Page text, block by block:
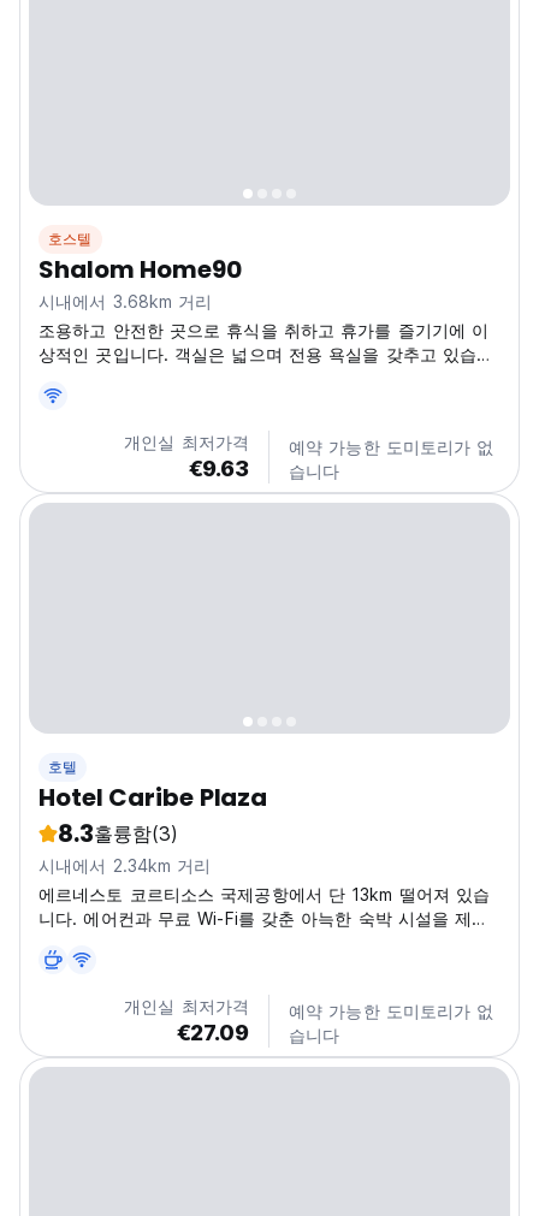
호스텔
Shalom Home90
시내에서 3.68km 거리
조용하고 안전한 곳으로 휴식을 취하고 휴가를 즐기기에 이
상적인 곳입니다. 객실은 넓으며 전용 욕실을 갖추고 있습니
개인실 최저가격
€9.63
예약 가능한 도미토리가 없
습니다
호텔
Hotel Caribe Plaza
8.3훌륭함(3)
시내에서 2.34km 거리
에르네스토 코르티소스 국제공항에서 단 13km 떨어져 있습
니다. 에어컨과 무료 Wi-Fi를 갖춘 아늑한 숙박 시설을 제공
개인실 최저가격
€27.09
예약 가능한 도미토리가 없
습니다